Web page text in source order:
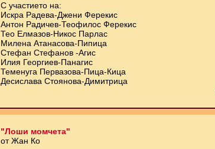
С участието на:
Искра Радева-Джени Ферекис
Антон Радичев-Теофилос Ферекис
Тео Елмазов-Никос Парлас
Милена Атанасова-Пипица
Стефан Стефанов -Агис
Илия Георгиев-Панагис
Теменуга Первазова-Пица-Кица
Десислава Стоянова-Димитрица
"Лоши момчета"
от Жан Ко